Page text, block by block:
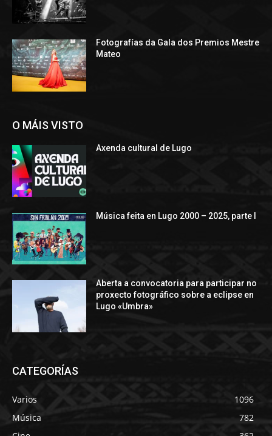
Fotografías da Gala dos Premios Mestre
Mateo
O MÁIS VISTO
Axenda cultural de Lugo
Música feita en Lugo 2000 – 2025, parte I
Aberta a convocatoria para participar no
proxecto fotográfico sobre a eclipse en
Lugo «Umbra»
CATEGORÍAS
Varios
1096
Música
782